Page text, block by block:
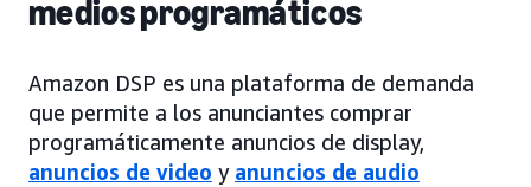
medios programáticos
Amazon DSP es una plataforma de demanda
que permite a los anunciantes comprar
programáticamente anuncios de display,
anuncios de video y anuncios de audio